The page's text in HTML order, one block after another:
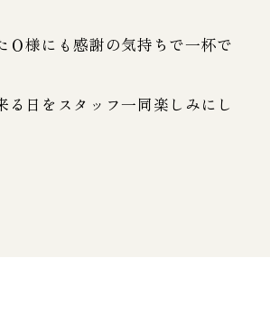
Ｏ様にも感謝の気持ちで一杯で
る日をスタッフ一同楽しみにし